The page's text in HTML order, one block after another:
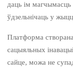
даць ім
ўдзельнічаць у
Платформа
сацыяльных
сайце, можа не